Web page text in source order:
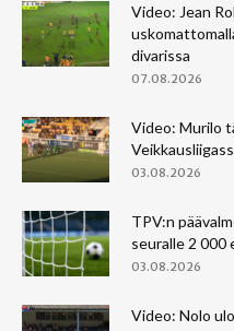
Video: Jean
divarissa
07.08.2026
Video: Murilo
03.08.2026
TPV:n
seuralle 2 000
03.08.2026
Video: Nolo